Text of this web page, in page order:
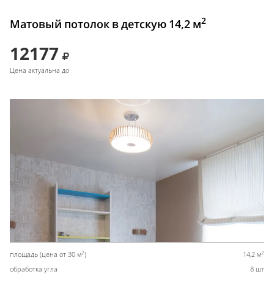
Матовый потолок в детскую 14,2 м2
12177
Цена актуальна до
площадь (цена от 30 м2) 14,2 м2
обработка угла 8 шт